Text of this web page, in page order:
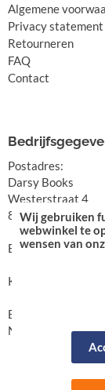
Algemene
Privacy statement
Retourneren
FAQ
Contact
Postadres:
Darsy Books
Westerstraat 4
8861 XK
E-mail:
KvK-nummer:
BTW-nummer:
Wij gebruiken
webwinkel te
wensen van